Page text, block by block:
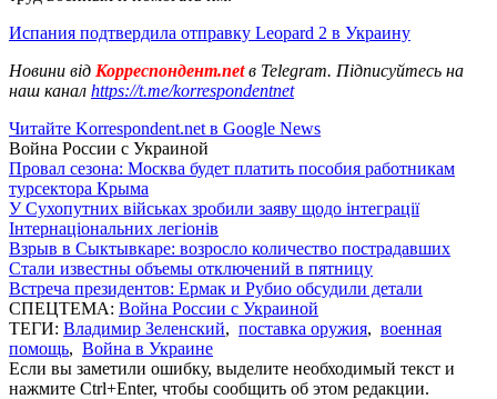
Испания подтвердила отправку Leopard 2 в Украину
Новини від Корреспондент.netв Telegram. Підписуйтесь на
наш канал https://t.me/korrespondentnet
Читайте Korrespondent.net в Google News
Война России с Украиной
Провал сезона: Москва будет платить пособия работникам
турсектора Крыма
У Сухопутних військах зробили заяву щодо інтеграції
Інтернаціональних легіонів
Взрыв в Сыктывкаре: возросло количество пострадавших
Стали известны объемы отключений в пятницу
Встреча президентов: Ермак и Рубио обсудили детали
СПЕЦТЕМА: Война России с Украиной
ТЕГИ: Владимир Зеленский, поставка оружия, военная
помощь, Война в Украине
Если вы заметили ошибку, выделите необходимый текст и
нажмите Ctrl+Enter, чтобы сообщить об этом редакции.